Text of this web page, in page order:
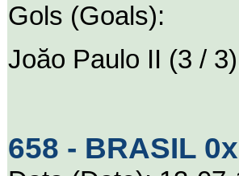
Gols (Goals):
Joăo Paulo II (3 /
658 - BRASIL